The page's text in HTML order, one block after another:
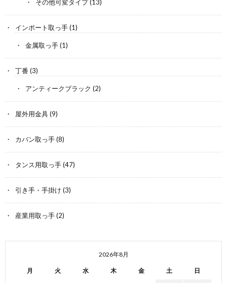
その他可変タイプ(13)
インポート取っ手(1)
金属取っ手(1)
丁番 (3)
アンティークブラック (2)
屋外用金具(9)
カバン取っ手(8)
タンス用取っ手(47)
引き手・手掛け (3)
産業用取っ手(2)
2026年8月
月 火 水 木 金 土 日